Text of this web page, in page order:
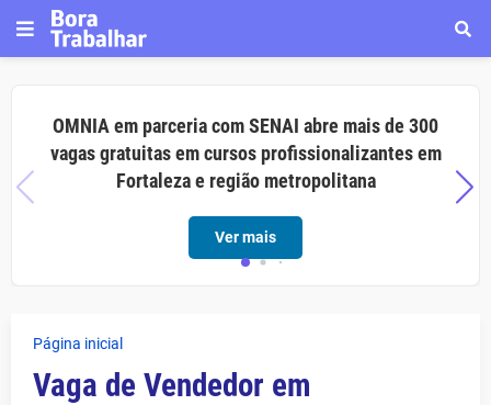
OMNIA em parceria com SENAI abre mais de 300
vagas gratuitas em cursos profissionalizantes em
Fortaleza e região metropolitana
Ver mais
Página inicial
Vaga de Vendedor em